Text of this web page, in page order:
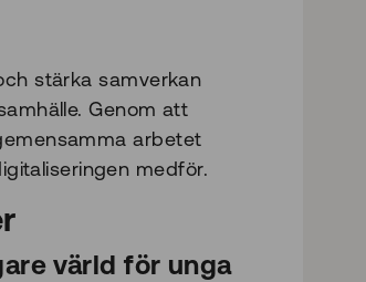
stärka samverkan
Genom att
arbetet
medför.
värld för unga